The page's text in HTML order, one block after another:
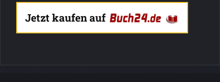
Jetzt kaufen auf